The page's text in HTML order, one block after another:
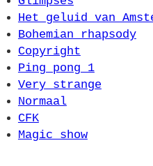
Het geluid van
Bohemian rhapsody
Copyright
Ping pong 1
Very strange
Normaal
CFK
Magic show